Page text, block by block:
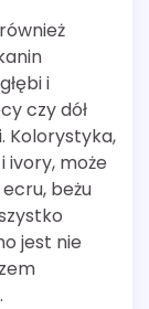
i
czy dół
Kolorystyka,
ivory, może
beżu
jest nie